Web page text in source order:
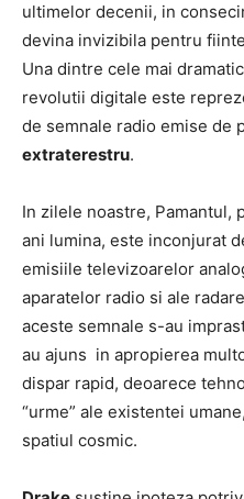
ultimelor decenii, in
devina invizibila pentru
Una dintre cele mai
revolutii digitale este
de semnale radio emise de
extraterestru.
In zilele noastre, Pamantul,
ani lumina, este inconjurat
emisiile televizoarelor
aparatelor radio si ale
aceste semnale s-au
au ajuns in apropierea
dispar rapid, deoarece
“urme” ale existentei
spatiul cosmic.